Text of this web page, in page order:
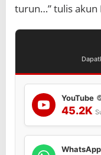
turun…” tulis akun
YouTube
45.2K
WhatsApp